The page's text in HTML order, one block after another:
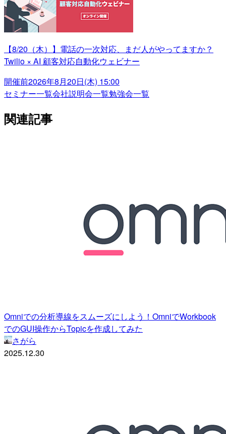
【8/20（木）】電話の一次対応、まだ人がやってますか？
Twilio × AI 顧客対応自動化ウェビナー
開催前2026年8月20日(木) 15:00
セミナー一覧会社説明会一覧勉強会一覧
関連記事
Omniでの分析導線をスムーズにしよう！OmniでWorkbook
でのGUI操作からTopicを作成してみた
さがら
2025.12.30